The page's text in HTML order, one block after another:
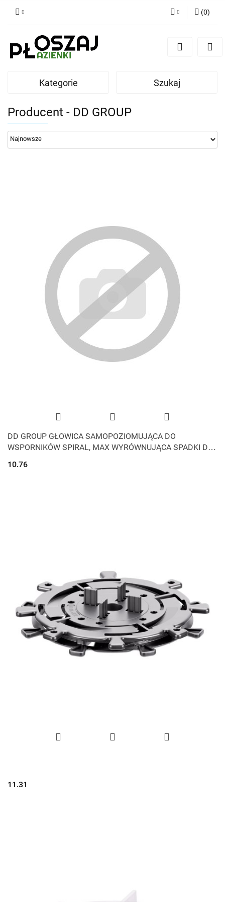
Zgody cookies
(0)
Kategorie Szukaj
Producent - DD GROUP
DD GROUP GŁOWICA SAMOPOZIOMUJĄCA DO
WSPORNIKÓW SPIRAL, MAX WYRÓWNUJĄCA SPADKI DO
10.76
11.31